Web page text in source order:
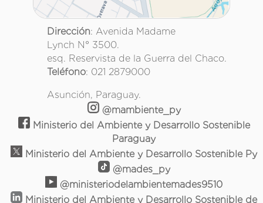
Dirección: Avenida Madame
Lynch N° 3500.
esq. Reservista de la Guerra del Chaco.
Teléfono: 021 2879000
Asunción, Paraguay.
@mambiente_py
Ministerio del Ambiente y Desarrollo Sostenible
Paraguay
Ministerio del Ambiente y Desarrollo Sostenible Py
@mades_py
@ministeriodelambientemades9510
Ministerio del Ambiente y Desarrollo Sostenible de